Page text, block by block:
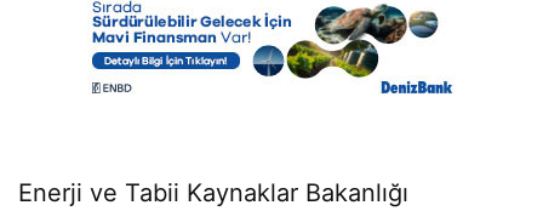
Enerji ve Tabii Kaynaklar Bakanlığı